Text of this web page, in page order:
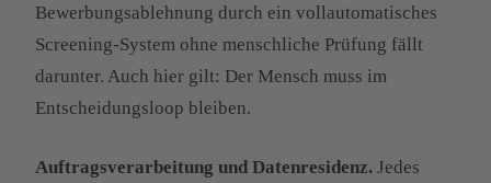
Bewerbungsablehnung durch ein vollautomatisches
Screening-System ohne menschliche Prüfung fällt
darunter. Auch hier gilt: Der Mensch muss im
Entscheidungsloop bleiben.
Auftragsverarbeitung und Datenresidenz. Jedes